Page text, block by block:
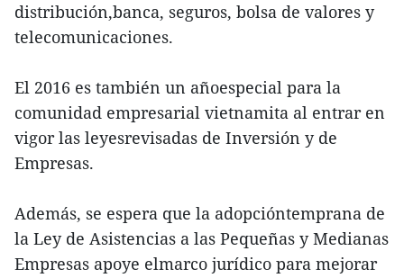
distribución,banca, seguros, bolsa de valores y
telecomunicaciones.
El 2016 es también un añoespecial para la
comunidad empresarial vietnamita al entrar en
vigor las leyesrevisadas de Inversión y de
Empresas.
Además, se espera que la adopcióntemprana de
la Ley de Asistencias a las Pequeñas y Medianas
Empresas apoye elmarco jurídico para mejorar